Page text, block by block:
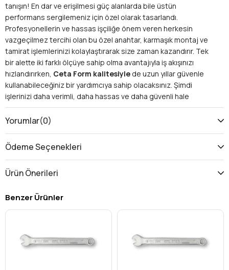
tanışın! En dar ve erişilmesi güç alanlarda bile üstün
performans sergilemeniz için özel olarak tasarlandı.
Profesyonellerin ve hassas işçiliğe önem veren herkesin
vazgeçilmez tercihi olan bu özel anahtar, karmaşık montaj ve
tamirat işlemlerinizi kolaylaştırarak size zaman kazandırır. Tek
bir alette iki farklı ölçüye sahip olma avantajıyla iş akışınızı
hızlandırırken, Ceta Form kalitesiyle de uzun yıllar güvenle
kullanabileceğiniz bir yardımcıya sahip olacaksınız. Şimdi
işlerinizi daha verimli, daha hassas ve daha güvenli hale
getirme zamanı!
Neden Ceta Form Kovan İki Ağız Anahtarını
Tercih Etmelisiniz?
Bu eşsiz boru tipi anahtar, standart anahtarların ulaşamadığı
derin ve dar alanlarda adeta bir kurtarıcı görevi görür. İki farklı
çantanızdaki kalabalığı azaltır ve ihtiyacınız olan doğru boyutu
ürün, her türlü bağlantı noktasında beklentilerinizin üzerinde bir
performans sunar.
Uzun dişli saplamalar veya
gömülü cıvatalar için tasarlanmışboru tipi yapısı
Yorumlar(0)
Ödeme Seçenekleri
Ürün Önerileri
Benzer Ürünler